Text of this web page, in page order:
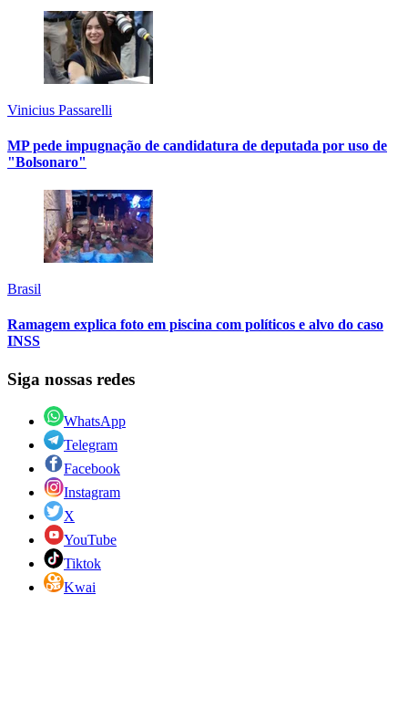
Vinicius Passarelli
MP pede impugnação de candidatura de deputada por uso de
"Bolsonaro"
Brasil
Ramagem explica foto em piscina com políticos e alvo do caso
INSS
Siga nossas redes
WhatsApp
Telegram
Facebook
Instagram
X
YouTube
Tiktok
Kwai